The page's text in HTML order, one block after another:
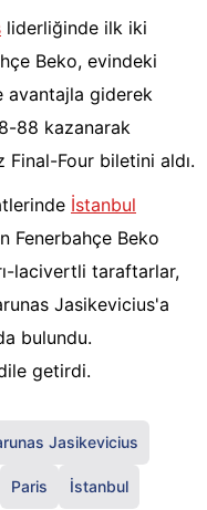
liderliğinde ilk iki
Beko, evindeki
avantajla giderek
88 kazanarak
Four biletini aldı.
İstanbul
Fenerbahçe Beko
lacivertli taraftarlar,
Jasikevicius'a
bulundu.
getirdi.
Jasikevicius
Paris İstanbul